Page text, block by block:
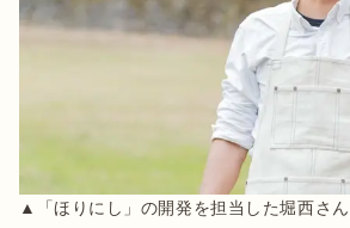
▲「ほりにし」の開発を担当した堀西さん